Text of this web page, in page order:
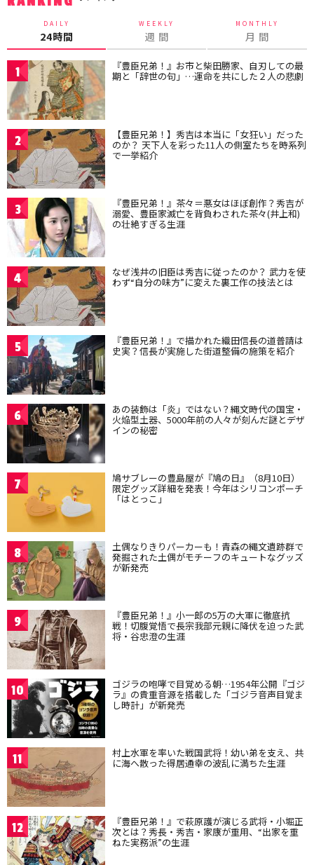
DAILY
24時間
WEEKLY
週 間
MONTHLY
月 間
1 『豊臣兄弟！』お市と柴田勝家、自刃しての最
期と「辞世の句」…運命を共にした２人の悲劇
2 【豊臣兄弟！】秀吉は本当に「女狂い」だった
のか？ 天下人を彩った11人の側室たちを時系列
で一挙紹介
3 『豊臣兄弟！』茶々＝悪女はほぼ創作？秀吉が
溺愛、豊臣家滅亡を背負わされた茶々(井上和)
の壮絶すぎる生涯
4 なぜ浅井の旧臣は秀吉に従ったのか？ 武力を使
わず“自分の味方”に変えた裏工作の技法とは
5 『豊臣兄弟！』で描かれた織田信長の道普請は
史実？信長が実施した街道整備の施策を紹介
6 あの装飾は「炎」ではない？縄文時代の国宝・
火焔型土器、5000年前の人々が刻んだ謎とデザ
インの秘密
7 鳩サブレーの豊島屋が『鳩の日』（8月10日）
限定グッズ詳細を発表！今年はシリコンポーチ
「はとっこ」
8 土偶なりきりパーカーも！青森の縄文遺跡群で
発掘された土偶がモチーフのキュートなグッズ
が新発売
9 『豊臣兄弟！』小一郎の5万の大軍に徹底抗
戦！切腹覚悟で長宗我部元親に降伏を迫った武
将・谷忠澄の生涯
10 ゴジラの咆哮で目覚める朝…1954年公開『ゴジ
ラ』の貴重音源を搭載した「ゴジラ音声目覚ま
し時計」が新発売
11 村上水軍を率いた戦国武将！幼い弟を支え、共
に海へ散った得居通幸の波乱に満ちた生涯
12 『豊臣兄弟！』で萩原護が演じる武将・小堀正
次とは？秀長・秀吉・家康が重用、“出家を重
ねた実務派”の生涯